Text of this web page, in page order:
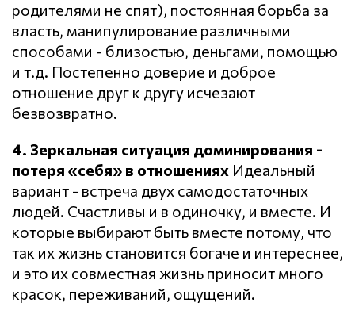
родителями не спят), постоянная борьба за
власть, манипулирование различными
способами - близостью, деньгами, помощью
и т.д. Постепенно доверие и доброе
отношение друг к другу исчезают
безвозвратно.
4. Зеркальная ситуация доминирования -
потеря «себя» в отношениях Идеальный
вариант - встреча двух самодостаточных
людей. Счастливы и в одиночку, и вместе. И
которые выбирают быть вместе потому, что
так их жизнь становится богаче и интереснее,
и это их совместная жизнь приносит много
красок, переживаний, ощущений.